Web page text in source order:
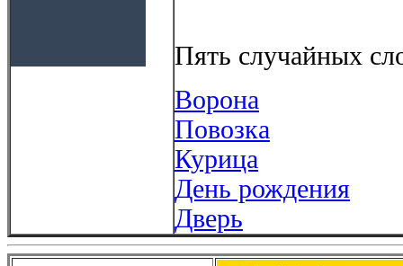
Пять случайных
Ворона
Повозка
Курица
День рождения
Дверь